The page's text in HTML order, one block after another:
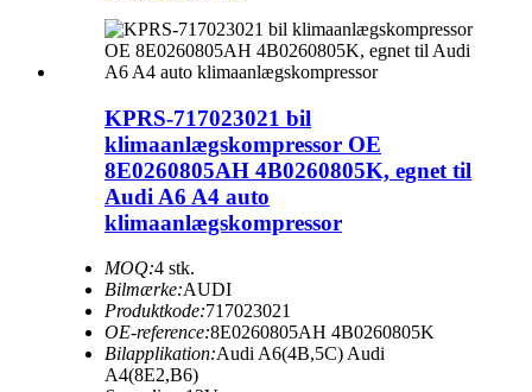
KPRS-717023021 bil
klimaanlægskompressor OE
8E0260805AH 4B0260805K, egnet til
Audi A6 A4 auto
klimaanlægskompressor
MOQ:4 stk.
Bilmærke:AUDI
Produktkode:717023021
OE-reference:8E0260805AH 4B0260805K
Bilapplikation:Audi A6(4B,5C) Audi
A4(8E2,B6)